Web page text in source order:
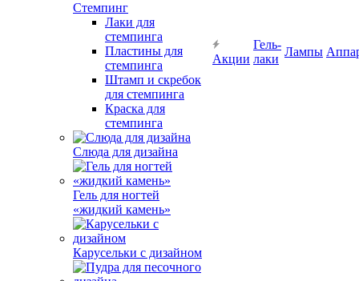
Стемпинг
Лаки для
стемпинга
Пластины для
стемпинга
Штамп и скребок
для стемпинга
Краска для
стемпинга
Слюда для дизайна
Гель для ногтей
«жидкий камень»
Карусельки с дизайном
Акции
Гель-
лаки
Лампы